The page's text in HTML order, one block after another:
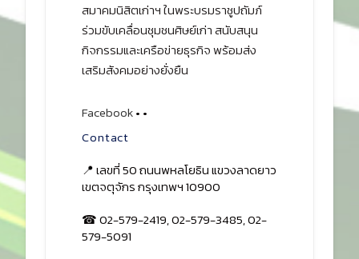
สมาคมนิสิตเก่าฯ ในพระบรมราชูปถัมภ์
ร่วมขับเคลื่อนชุมชนศิษย์เก่า สนับสนุน
กิจกรรมและเครือข่ายธุรกิจ พร้อมส่ง
เสริมสังคมอย่างยั่งยืน
Facebook• •
Contact
📍 เลขที่ 50 ถนนพหลโยธิน แขวงลาดยาว
เขตจตุจักร กรุงเทพฯ 10900
☎ 02-579-2419, 02-579-3485, 02-
579-5091